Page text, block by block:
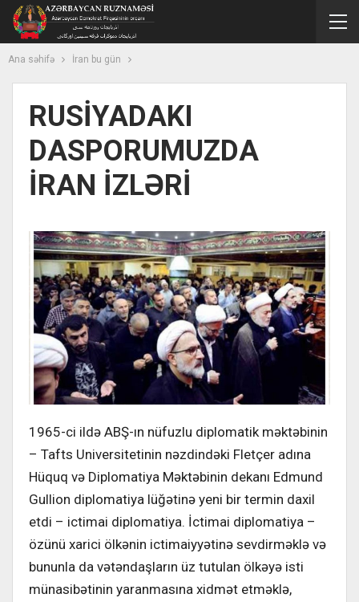
Ana səhifə İran bu gün
RUSİYADAKI
DASPORUMUZDA
İRAN İZLƏRİ
1965-ci ildə ABŞ-ın nüfuzlu diplomatik məktəbinin
– Tafts Universitetinin nəzdindəki Fletçer adına
Hüquq və Diplomatiya Məktəbinin dekanı Edmund
Gullion diplomatiya lüğətinə yeni bir termin daxil
etdi – ictimai diplomatiya. İctimai diplomatiya –
özünü xarici ölkənin ictimaiyyətinə sevdirməklə və
bununla da vətəndaşların üz tutulan ölkəyə isti
münasibətinin yaranmasına xidmət etməklə,